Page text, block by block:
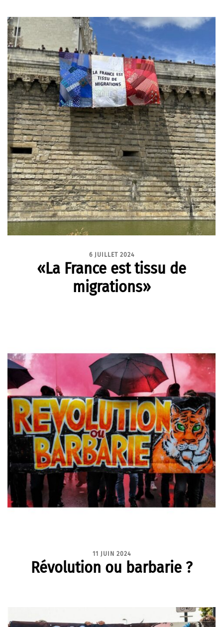
6 JUILLET 2024
«La France est tissu de
migrations»
11 JUIN 2024
Révolution ou barbarie ?